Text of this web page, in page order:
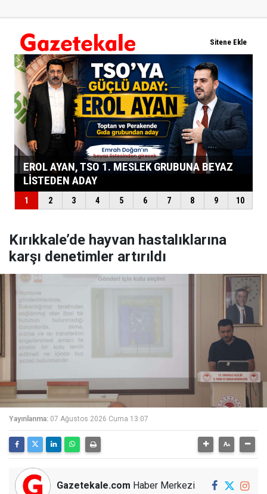
Kırıkkale’de hayvan hastalıklarına
karşı denetimler artırıldı
Yayınlanma: 07 Ağustos 2026 Cuma 13:07
Gazetekale.com Haber Merkezi